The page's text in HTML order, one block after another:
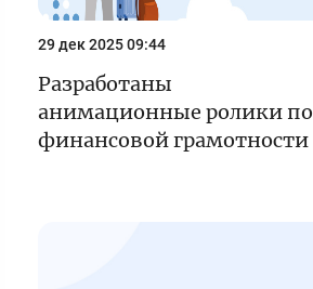
Предпринимательство
29 дек 2025 09:44
Разработаны
анимационные ролики по
финансовой грамотности